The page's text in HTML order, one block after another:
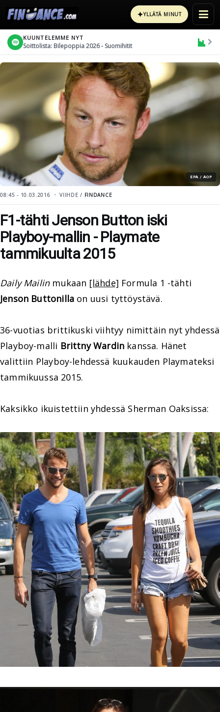
✦YLLÄTÄ MINUT
KUUNTELEMME NYT
Soittolista: Bilepoppia 2026 - Suomihitit
EPA / AOP
08:45 - 10.03.2016 VIIHDE / FINDANCE
F1-tähti Jenson Button iski
Playboy-mallin - Playmate
tammikuulta 2015
Daily Mailinmukaan [lähde] Formula 1 -tähti
Jenson Buttonilla on uusi tyttöystävä.
36-vuotias brittikuski viihtyy nimittäin nyt yhdessä
Playboy-malli Brittny Wardin kanssa. Hänet
valittiin Playboy-lehdessä kuukauden Playmateksi
tammikuussa 2015.
Kaksikko ikuistettiin yhdessä Sherman Oaksissa: